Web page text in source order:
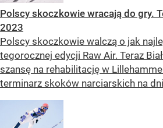
Polscy skoczkowie wracają do gry.
2023
Polscy skoczkowie walczą o jak
tegorocznej edycji Raw Air. Teraz
szansę na rehabilitację w
terminarz skoków narciarskich na